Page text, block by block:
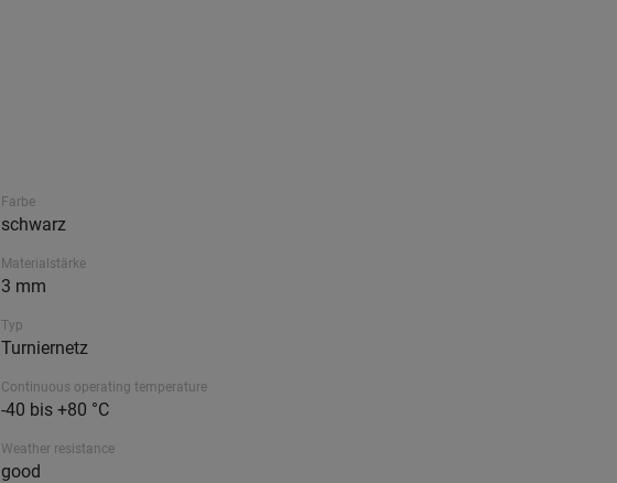
Farbe
schwarz
Materialstärke
3 mm
Typ
Turniernetz
Continuous operating temperature
-40 bis +80 °C
Weather resistance
good